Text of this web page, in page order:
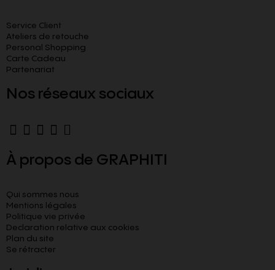
Service Client
Ateliers de retouche
Personal Shopping
Carte Cadeau
Partenariat
Nos réseaux sociaux
À propos de GRAPHITI
Qui sommes nous
Mentions légales
Politique vie privée
Declaration relative aux cookies​
Plan du site
Se rétracter